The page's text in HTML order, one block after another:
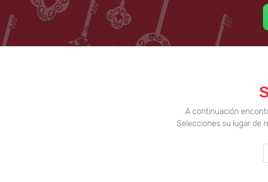
A continuación
Selecciones su lugar de